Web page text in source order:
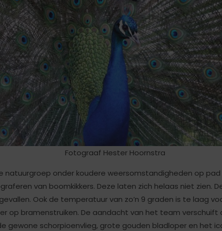
Fotograaf Hester Hoornstra
natuurgroep onder koudere weersomstandigheden op pad
van boomkikkers. Deze laten zich helaas niet zien.
Ook de temperatuur van zo’n 9 graden is te laag
op bramenstruiken. De aandacht van het team verschuift
gewone schorpioenvlieg, grote gouden bladloper en het